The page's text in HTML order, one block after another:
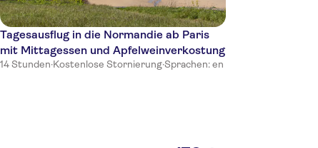
Tagesausflug in die Normandie ab Paris
mit Mittagessen und Apfelweinverkostung
14 Stunden·Kostenlose Stornierung·Sprachen: en